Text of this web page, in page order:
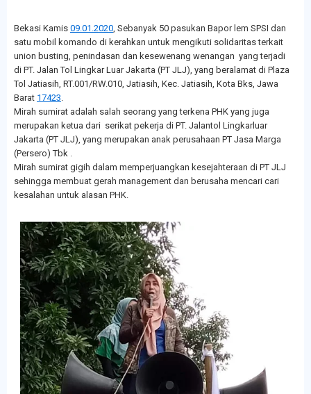
Bekasi Kamis 09.01.2020, Sebanyak 50 pasukan Bapor lem SPSI dan
satu mobil komando di kerahkan untuk mengikuti solidaritas terkait
union busting, penindasan dan kesewenang wenangan yang terjadi
di PT. Jalan Tol Lingkar Luar Jakarta (PT JLJ), yang beralamat di Plaza
Tol Jatiasih, RT.001/RW.010, Jatiasih, Kec. Jatiasih, Kota Bks, Jawa
Barat 17423.
Mirah sumirat adalah salah seorang yang terkena PHK yang juga
merupakan ketua dari serikat pekerja di PT. Jalantol Lingkarluar
Jakarta (PT JLJ), yang merupakan anak perusahaan PT Jasa Marga
(Persero) Tbk .
Mirah sumirat gigih dalam memperjuangkan kesejahteraan di PT JLJ
sehingga membuat gerah management dan berusaha mencari cari
kesalahan untuk alasan PHK.